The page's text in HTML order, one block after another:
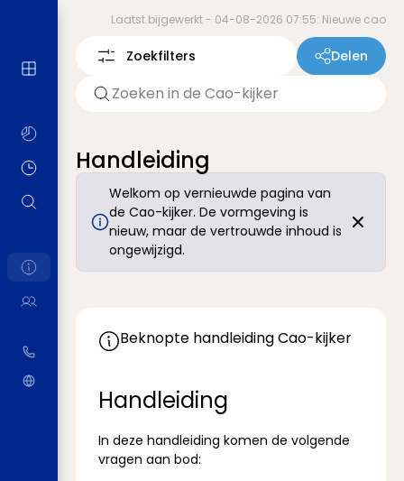
Laatst bijgewerkt - 04-08-2026 07:55: Nieuwe cao
Zoekfilters Delen
Handleiding
Welkom op vernieuwde pagina van
de Cao-kijker. De vormgeving is
nieuw, maar de vertrouwde inhoud is
ongewijzigd.
Beknopte handleiding Cao-kijker
Handleiding
In deze handleiding komen de volgende
vragen aan bod: